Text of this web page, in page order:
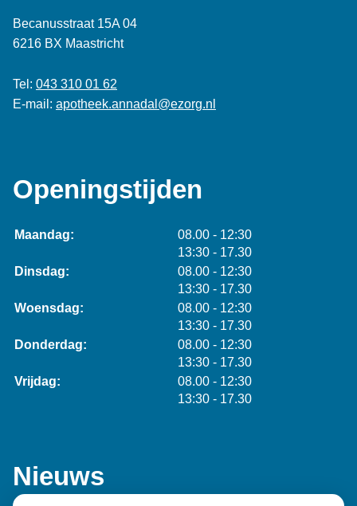
Becanusstraat 15A 04
6216 BX Maastricht
Tel: 043 310 01 62
E-mail: apotheek.annadal@ezorg.nl
Openingstijden
Maandag: 08.00 tot
- 12:30
13:30 tot
- 17.30
Dinsdag:
08.00 tot
- 12:30
13:30 tot
- 17.30
Woensdag:
08.00 tot
- 12:30
13:30 tot
- 17.30
Donderdag:
08.00 tot
- 12:30
13:30 tot
- 17.30
Vrijdag:
08.00 tot
- 12:30
13:30 tot
- 17.30
Nieuws